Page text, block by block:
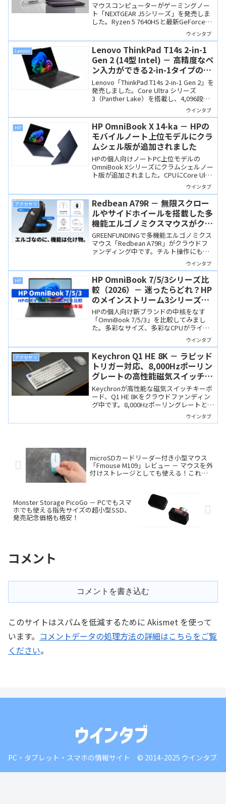
マウスコンピューターがゲーミングノー
ト「NEXTGEAR J5シリーズ」を発売しま
した。Ryzen 5 7640HSと最新GeForce
RTX 5050を搭載するエントリークラスの
製品で、17万円台からと手頃な価格が魅
力です。ゲーム初心者やカジュアルゲー
マーにおすすめです。
ウインタブ
Lenovo
Lenovo ThinkPad T14s 2-in-1
Gen 2 (14型 Intel) － 高精度なペ
ン入力ができる2-in-1タイプの
ThinkPad
Lenovo「ThinkPad T14s 2-in-1 Gen 2」を
発売しました。Core Ultra シリーズ
3（Panther Lake）を搭載し、4,096段階
の筆圧に対応する高品質なペンが付属し
ますので、コンテンツクリエーションや
エンターテイメント利用にも向きます。
ウインタブ
HP
HP OmniBook X 14-ka － HPの
モバイルノート上位モデルにクラ
ムシェル版が追加されました
HPの個人向けノートPC上位モデルの
OmniBook Xシリーズにクラムシェルノー
ト版が追加されました。CPUにCore Ultra
シリーズ3を搭載するCopilot+ PCで、2-
in-1筐体でないぶん軽量になっています。
ウインタブ
アクセサリ
Redbean A79R － 無限スクロー
ルやサイドホイールを搭載した多
機能エルゴノミクスマウスがクラ
ウドファンディング中
GREENFUNDINGで多機能エルゴノミクス
マウス「Redbean A79R」がクラウドフ
ァンディング中です。チルト操作にも対
応する無限スクロールホイールやサイド
ホイール、静音ボタンを備え、高機能な
がら超超早割なら6,980円と非常にお買い
得！
ウインタブ
HP
HP OmniBook 7/5/3シリーズ比
較（2026）－ 迷ったらどれ？HP
のメインストリーム3シリーズ、
用途別に最適なモデルを考える
HPの個人向け新ブランドの中核をなす
「OmniBook 7/5/3」を比較してみまし
た。多彩なサイズ、多彩なCPUがライン
ナップされ、どれにするか迷ってしまい
ますが、用途別に最適なモデルを考えて
みました。
ウインタブ
アクセサリ
Keychron Q1 HE 8K － ラピッド
トリガー対応、8,000Hzポーリン
グレートの高性能磁気スイッチキ
ーボード、日本語配列も選択可能
Keychronが高性能な磁気スイッチキーボ
ード、Q1 HE 8Kをクラウドファンディン
グ中です。8,000Hzポーリングレートとラ
ピッドトリガーに対応、設定ツールでカ
スタマイズも自在、そして日本語配列が
ウインタブ
microSDカードリーダー付き小型マウス
「Fmouse M109」レビュー － マウスを外
付けストレージとしても使える！これは
Monster Storage PicoGo － PCでもスマ
ホでも使える指先サイズの超小型SSD、
発売記念価格も格安！
コメント
コメントを書き込む
このサイトはスパムを低減するために Akismet を使って
います。 コメントデータの処理方法の詳細はこちらをご覧
ください。
PC・タブレット・スマホの情報サイト © 2014-2025 ウインタブ.